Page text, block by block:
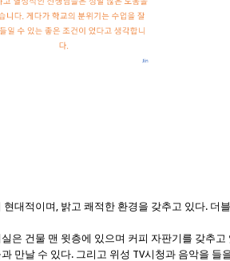
현대적이며, 밝고 쾌적한 환경을 갖추고 있다. 더
은 건물 맨 윗층에 있으며 커피 자판기를 갖추
만날 수 있다. 그리고 위성 TV시청과 음악을 들